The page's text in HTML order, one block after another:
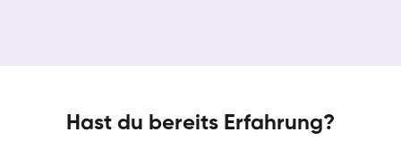
Hast du bereits Erfahrung?